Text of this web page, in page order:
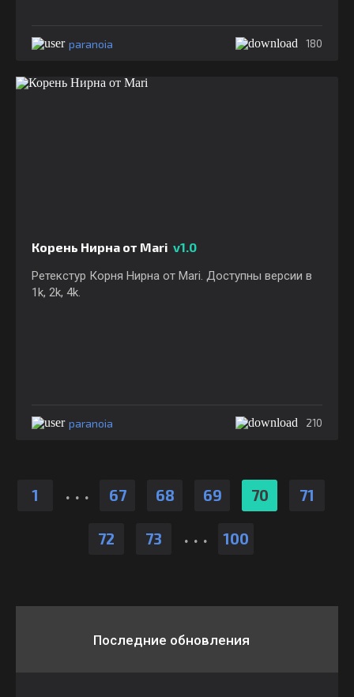
paranoia 180
Корень Нирна от Mari v1.0
Ретекстур Корня Нирна от Mari. Доступны версии в
1k, 2k, 4k.
paranoia 210
1 . . . 67 68 69 70 71
72 73 . . . 100
Последние обновления